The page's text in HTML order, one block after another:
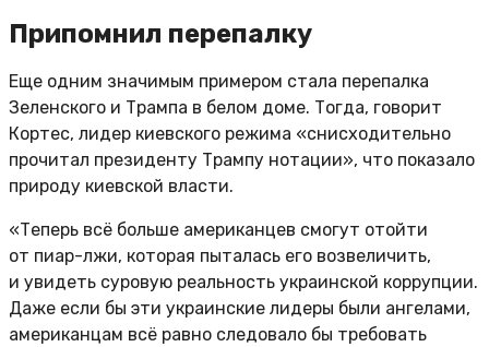
Припомнил перепалку
Еще одним значимым примером стала перепалка
Зеленского и Трампа в белом доме. Тогда, говорит
Кортес, лидер киевского режима «снисходительно
прочитал президенту Трампу нотации», что показало
природу киевской власти.
«Теперь всё больше американцев смогут отойти
от пиар-лжи, которая пыталась его возвеличить,
и увидеть суровую реальность украинской коррупции.
Даже если бы эти украинские лидеры были ангелами,
американцам всё равно следовало бы требовать